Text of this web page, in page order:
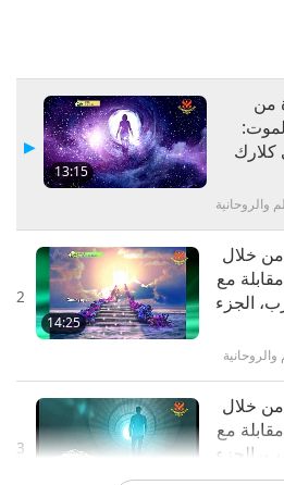
13:15
من
كلارك
والروحانية
2
14:25
خلال
مع
الجزء
والروحانية
3
خلال
مع
الجزء